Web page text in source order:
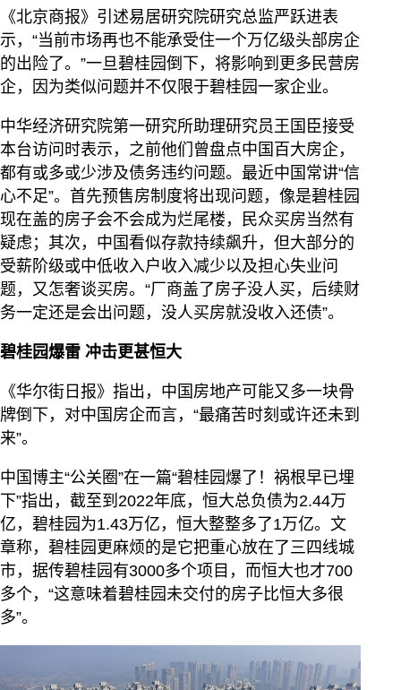
《北京商报》引述易居研究院研究总监严跃进表
示，“当前市场再也不能承受住一个万亿级头部房企
的出险了。”一旦碧桂园倒下，将影响到更多民营房
企，因为类似问题并不仅限于碧桂园一家企业。
中华经济研究院第一研究所助理研究员王国臣接受
本台访问时表示，之前他们曾盘点中国百大房企，
都有或多或少涉及债务违约问题。最近中国常讲“信
心不足”。首先预售房制度将出现问题，像是碧桂园
现在盖的房子会不会成为烂尾楼，民众买房当然有
疑虑；其次，中国看似存款持续飙升，但大部分的
受薪阶级或中低收入户收入减少以及担心失业问
题，又怎奢谈买房。“厂商盖了房子没人买，后续财
务一定还是会出问题，没人买房就没收入还债”。
碧桂园爆雷 冲击更甚恒大
《华尔街日报》指出，中国房地产可能又多一块骨
牌倒下，对中国房企而言，“最痛苦时刻或许还未到
来”。
中国博主“公关圈”在一篇“碧桂园爆了！祸根早已埋
下”指出，截至到2022年底，恒大总负债为2.44万
亿，碧桂园为1.43万亿，恒大整整多了1万亿。文
章称，碧桂园更麻烦的是它把重心放在了三四线城
市，据传碧桂园有3000多个项目，而恒大也才700
多个，“这意味着碧桂园未交付的房子比恒大多很
多”。